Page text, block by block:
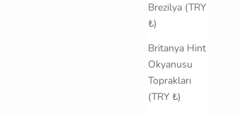
Brezilya (TRY
₺)
Britanya Hint
Okyanusu
Toprakları
(TRY ₺)